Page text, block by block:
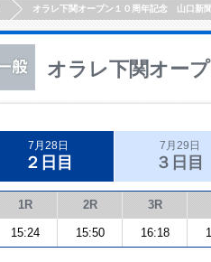
オラレ下関オープン１０周年記念 山口新
オラレ下関オー
7月28日
２日目
7月29日
３日目
1R 2R 3R
15:24 15:50 16:18